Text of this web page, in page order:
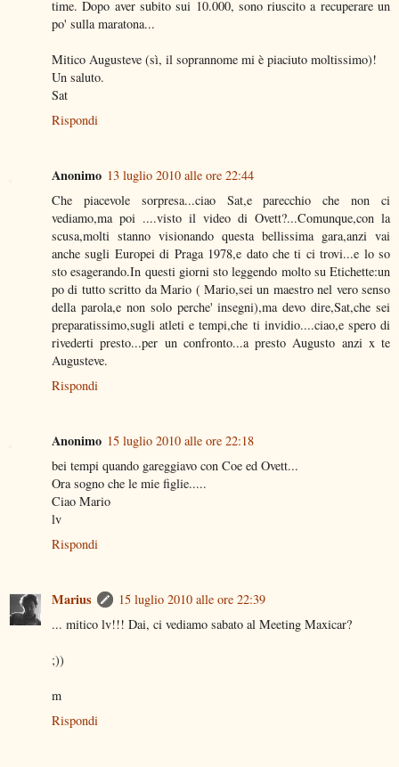
time. Dopo aver subito sui 10.000, sono riuscito a recuperare un
po' sulla maratona...
Mitico Augusteve (sì, il soprannome mi è piaciuto moltissimo)!
Un saluto.
Sat
Rispondi
Anonimo 13 luglio 2010 alle ore 22:44
Che piacevole sorpresa...ciao Sat,e parecchio che non ci
vediamo,ma poi ....visto il video di Ovett?...Comunque,con la
scusa,molti stanno visionando questa bellissima gara,anzi vai
anche sugli Europei di Praga 1978,e dato che ti ci trovi...e lo so
sto esagerando.In questi giorni sto leggendo molto su Etichette:un
po di tutto scritto da Mario ( Mario,sei un maestro nel vero senso
della parola,e non solo perche' insegni),ma devo dire,Sat,che sei
preparatissimo,sugli atleti e tempi,che ti invidio....ciao,e spero di
rivederti presto...per un confronto...a presto Augusto anzi x te
Augusteve.
Rispondi
Anonimo 15 luglio 2010 alle ore 22:18
bei tempi quando gareggiavo con Coe ed Ovett...
Ora sogno che le mie figlie.....
Ciao Mario
lv
Rispondi
Marius
15 luglio 2010 alle ore 22:39
... mitico lv!!! Dai, ci vediamo sabato al Meeting Maxicar?
;))
m
Rispondi